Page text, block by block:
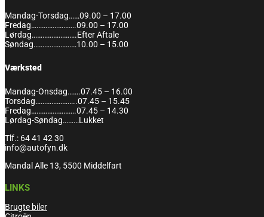
Mandag-Torsdag……09.00 – 17.00
Fredag…………………….09.00 – 17.00
Lørdag…………………….Efter Aftale
Søndag……………………10.00 – 15.00
Værksted
Mandag-Onsdag…….07.45 – 16.00
Torsdag…………………..07.45 – 15.45
Fredag…………………….07.45 – 14.30
Lørdag-Søndag………Lukket
Tlf.: 64 41 42 30
info@autofyn.dk
Mandal Alle 13, 5500 Middelfart
LINKS
Brugte biler